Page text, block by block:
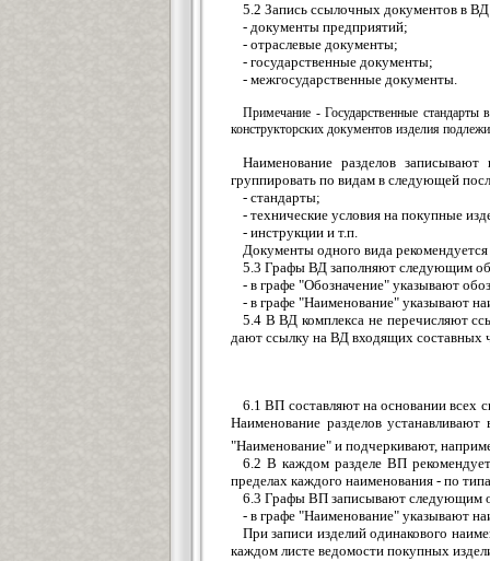
5.2 Запись ссылочных документов в
- документы предприятий;
- отраслевые документы;
- государственные документы;
- межгосударственные документы.
Примечание - Государственные
конструкторских документов изделия
Наименование разделов
группировать по видам в следующей
- стандарты;
- технические условия на покупные
- инструкции и т.п.
Документы одного вида рекомендуется
5.3 Графы ВД заполняют следующим
- в графе "Обозначение" указывают
- в графе "Наименование" указывают
5.4 В ВД комплекса не перечисляют
дают ссылку на ВД входящих составных
6.1 ВП составляют на основании всех
Наименование разделов
"Наименование" и подчеркивают,
6.2 В каждом разделе ВП
пределах каждого наименования - по
6.3 Графы ВП записывают следующим
- в графе "Наименование" указывают
При записи изделий одинакового
каждом листе ведомости покупных